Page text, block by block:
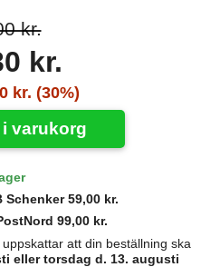
kr.
kr.
kr. (30%)
varukorg
Schenker 59,00 kr.
99,00 kr.
att din beställning ska
eller torsdag d. 13. augusti